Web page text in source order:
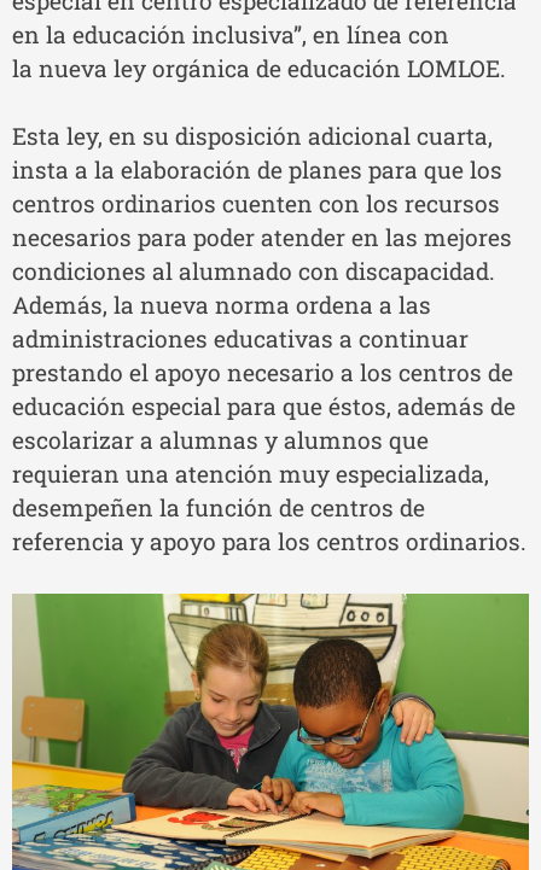
en la educación inclusiva”, en línea con
la nueva ley orgánica de educación LOMLOE.
Esta ley, en su disposición adicional cuarta,
insta a la elaboración de planes para que los
centros ordinarios cuenten con los recursos
necesarios para poder atender en las mejores
condiciones al alumnado con discapacidad.
Además, la nueva norma ordena a las
administraciones educativas a continuar
prestando el apoyo necesario a los centros de
educación especial para que éstos, además de
escolarizar a alumnas y alumnos que
requieran una atención muy especializada,
desempeñen la función de centros de
referencia y apoyo para los centros ordinarios.